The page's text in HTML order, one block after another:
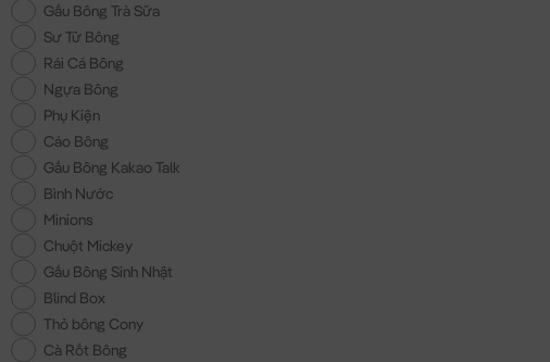
Gấu Bông Trà Sữa
Sư Tử Bông
Rái Cá Bông
Ngựa Bông
Phụ Kiện
Cáo Bông
Gấu Bông Kakao Talk
Bình Nước
Minions
Chuột Mickey
Gấu Bông Sinh Nhật
Blind Box
Thỏ bông Cony
Cà Rốt Bông